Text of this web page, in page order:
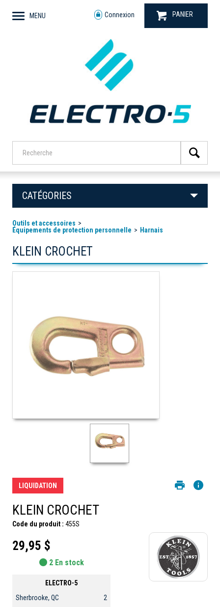
MENU Connexion PANIER
CATÉGORIES
Outils et accessoires
Équipements de protection personnelle
Harnais
KLEIN CROCHET
LIQUIDATION
KLEIN CROCHET
Code du produit : 455S
29,95 $
2 En stock
ELECTRO-5
Sherbrooke, QC
2